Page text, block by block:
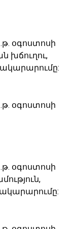
օգոստոսի
խճուղու,
օգոստոսի
օգոստոսի